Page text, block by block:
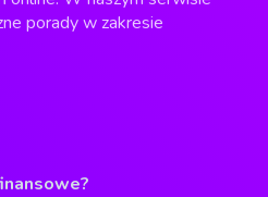
porady w zakresie